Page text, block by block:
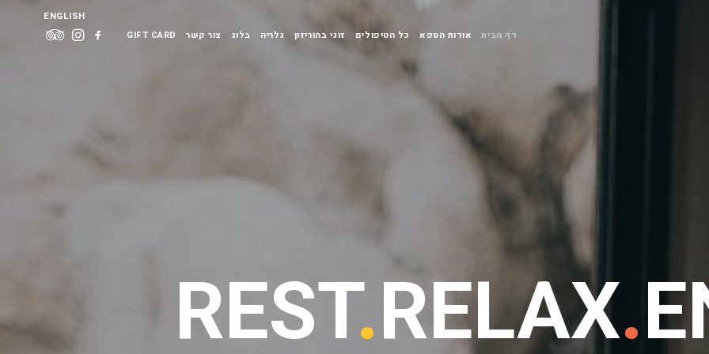
דף הבית אודות הספא כל הטיפולים זוגי בהוריזון גלריה בלוג צור קשר GIFT CARD
ENGLISH
REST.RELAX.